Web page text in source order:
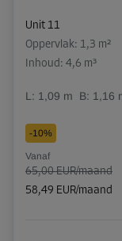
Unit 11
Oppervlak: 1,3 m²
Inhoud: 4,6 m³
L: 1,09 m B: 1,16
-10%
Vanaf
65,00 EUR/maand
58,49 EUR/maand